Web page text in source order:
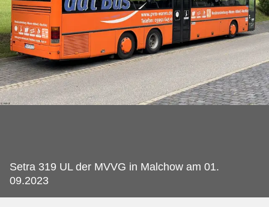
Setra 319 UL der MVVG in Malchow am 01.
09.2023